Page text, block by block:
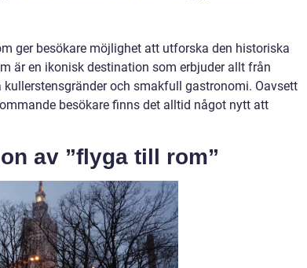
ger besökare möjlighet att utforska den historiska
är en ikonisk destination som erbjuder allt från
och smakfull gastronomi. Oavsett
besökare finns det alltid något nytt att
av ”flyga till rom”